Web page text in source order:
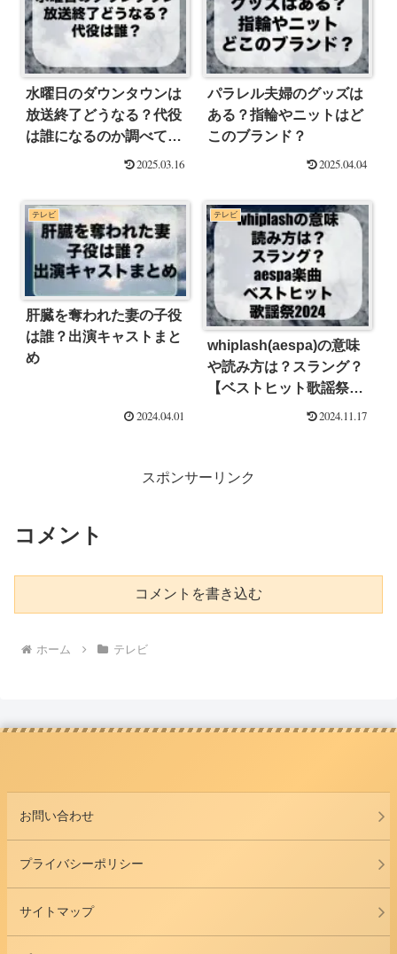
水曜日のダウンタウンは
放送終了どうなる？代役
は誰になるのか調べてみ
2025.03.16
パラレル夫婦のグッズは
ある？指輪やニットはど
このブランド？
2025.04.04
テレビ
肝臓を奪われた妻の子役
は誰？出演キャストまと
め
2024.04.01
テレビ
whiplash(aespa)の意味
や読み方は？スラング？
【ベストヒット歌謡祭
2024.11.17
スポンサーリンク
コメント
コメントを書き込む
ホーム テレビ
お問い合わせ
プライバシーポリシー
サイトマップ